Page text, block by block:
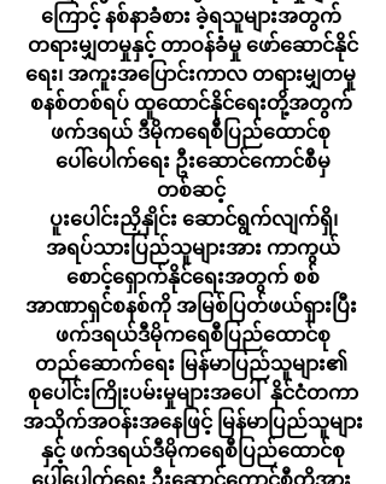
ကြောင့် နစ်နာခံစား ခဲ့ရသူများအတွက်
တရားမျှတမှုနှင့် တာဝန်ခံမှု ဖော်ဆောင်နိုင်
ရေး၊ အကူးအပြောင်းကာလ တရားမျှတမှု
စနစ်တစ်ရပ် ထူထောင်နိုင်ရေးတို့အတွက်
ဖက်ဒရယ် ဒီမိုကရေစီပြည်ထောင်စု
ပေါ်ပေါက်ရေး ဦးဆောင်ကောင်စီမှ
တစ်ဆင့်
ပူးပေါင်းညှိနှိုင်း ဆောင်ရွက်လျက်ရှိ၊
အရပ်သားပြည်သူများအား ကာကွယ်
စောင့်ရှောက်နိုင်ရေးအတွက် စစ်
အာဏာရှင်စနစ်ကို အမြစ်ပြတ်ဖယ်ရှားပြီး
ဖက်ဒရယ်ဒီမိုကရေစီပြည်ထောင်စု
တည်ဆောက်ရေး မြန်မာပြည်သူများ၏
စုပေါင်းကြိုးပမ်းမှုများအပေါ်  နိုင်ငံတကာ
အသိုက်အဝန်းအနေဖြင့် မြန်မာပြည်သူများ
နှင့် ဖက်ဒရယ်ဒီမိုကရေစီပြည်ထောင်စု
ပေါ်ပေါက်ရေး ဦးဆောင်ကောင်စီတို့အား